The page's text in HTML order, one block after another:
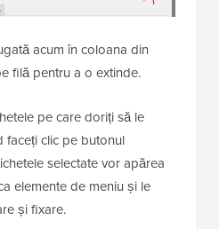
acum în coloana din
filă pentru a o extinde.
pe care doriți să le
faceți clic pe butonul
selectate vor apărea
elemente de meniu și le
și fixare.